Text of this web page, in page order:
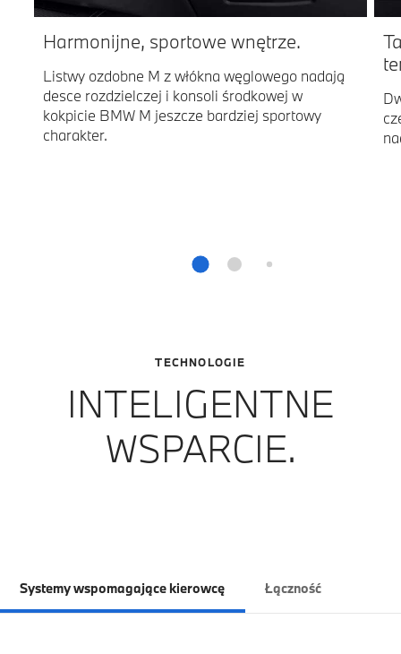
Harmonijne, sportowe wnętrze.
Listwy ozdobne M z włókna węglowego nadają
desce rozdzielczej i konsoli środkowej w
kokpicie BMW M jeszcze bardziej sportowy
charakter.
TECHNOLOGIE
INTELIGENTNE
WSPARCIE.
Systemy wspomagające kierowcę Łączność